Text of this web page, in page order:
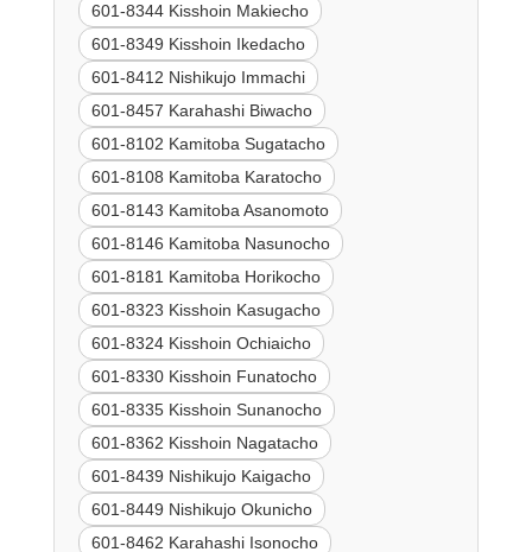
601-8344 Kisshoin Makiecho
601-8349 Kisshoin Ikedacho
601-8412 Nishikujo Immachi
601-8457 Karahashi Biwacho
601-8102 Kamitoba Sugatacho
601-8108 Kamitoba Karatocho
601-8143 Kamitoba Asanomoto
601-8146 Kamitoba Nasunocho
601-8181 Kamitoba Horikocho
601-8323 Kisshoin Kasugacho
601-8324 Kisshoin Ochiaicho
601-8330 Kisshoin Funatocho
601-8335 Kisshoin Sunanocho
601-8362 Kisshoin Nagatacho
601-8439 Nishikujo Kaigacho
601-8449 Nishikujo Okunicho
601-8462 Karahashi Isonocho